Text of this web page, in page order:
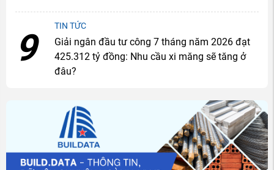
9
TIN TỨC
Giải ngân đầu tư công 7 tháng năm 2026 đạt
425.312 tỷ đồng: Nhu cầu xi măng sẽ tăng ở
đâu?